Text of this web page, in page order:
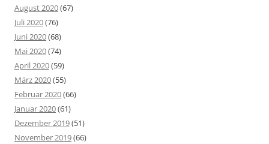
August 2020(67)
Juli 2020(76)
Juni 2020(68)
Mai 2020(74)
April 2020(59)
März 2020(55)
Februar 2020(66)
Januar 2020(61)
Dezember 2019(51)
November 2019(66)